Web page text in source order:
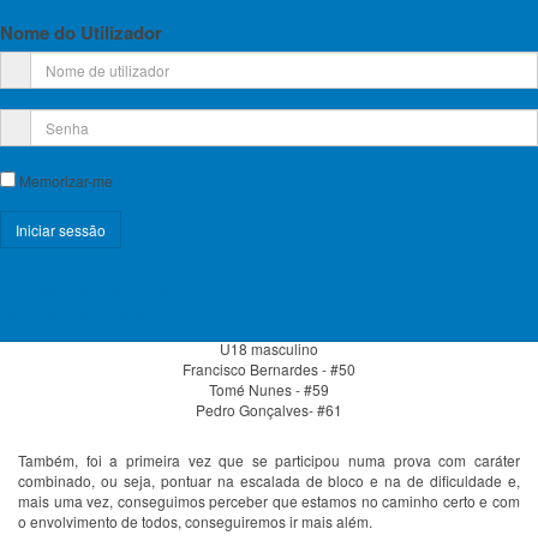
Nome do Utilizador
Memorizar-me
Foi a primeira vez que estes jovens participaram numa prova internacional
na vertente da escalada de dificuldade , e a FPME está muito orgulhosa com
a prestação de todos! Com as poucas estruturas que temos no país para
trabalhar esta modalidade, há que parabenizar todos os intervenientes, pois
Os resultados, da prova de dificuldade foram os seguintes:
U18 masculino
Francisco Bernardes - #50
Tomé Nunes - #59
Pedro Gonçalves- #61
Também, foi a primeira vez que se participou numa prova com caráter
combinado, ou seja, pontuar na escalada de bloco e na de dificuldade e,
mais uma vez, conseguimos perceber que estamos no caminho certo e com
o envolvimento de todos, conseguiremos ir mais além.